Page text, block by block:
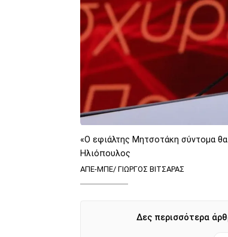
«O εφιάλτης Μητσοτάκη σύντομα θα
Ηλιόπουλος
ΑΠΕ-ΜΠΕ/ ΓΙΩΡΓΟΣ ΒΙΤΣΑΡΑΣ
Δες περισσότερα